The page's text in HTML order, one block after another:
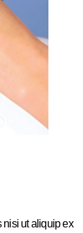
nisi ut aliquip ex